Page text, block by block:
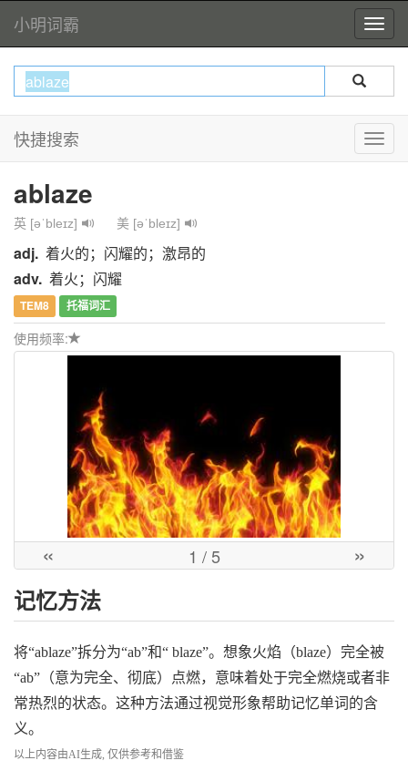
小明词霸
快捷搜索
ablaze
英 [əˈbleɪz] 美 [əˈbleɪz]
adj. 着火的；闪耀的；激昂的
adv. 着火；闪耀
TEM8 托福词汇
使用频率:
« 1 / 5 »
记忆方法
将“ablaze”拆分为“ab”和“ blaze”。想象火焰（blaze）完全被
“ab”（意为完全、彻底）点燃，意味着处于完全燃烧或者非
常热烈的状态。这种方法通过视觉形象帮助记忆单词的含
义。
以上内容由AI生成, 仅供参考和借鉴